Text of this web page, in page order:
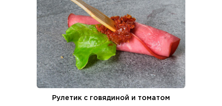
Рулетик с говядиной и томатом